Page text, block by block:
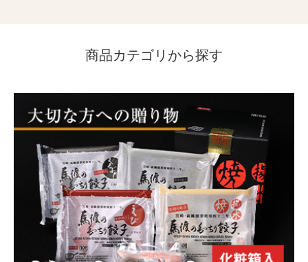
商品カテゴリから探す